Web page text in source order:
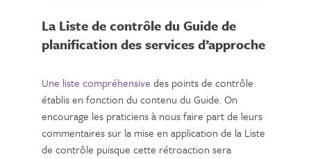
La Liste de contrôle du Guide de
planification des services d’approche
Une liste compréhensive des points de contrôle
établis en fonction du contenu du Guide. On
encourage les praticiens à nous faire part de leurs
commentaires sur la mise en application de la Liste
de contrôle puisque cette rétroaction sera